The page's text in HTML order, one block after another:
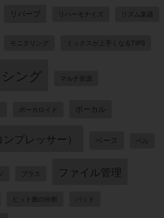
リバーブ リハーモナイズ リズム楽器
モニタリング ミックスが上手くなるTIPS
ング マルチ音源
ボーカロイド ボーカル
プレッサー） ベース ベル
ブラス ファイル管理
ヒット曲の分析 パッド